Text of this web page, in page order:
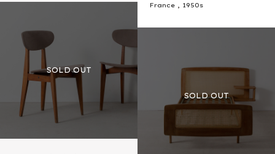
France , 1950s